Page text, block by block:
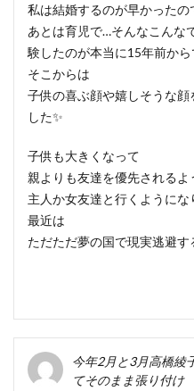
私は結婚するのが早かった
あとは育児で…そんなこんな
験したのが本当に15年前から
そこからは
子供の喜ぶ顔や嬉しそうな
した✨
子供も大きくなって
親よりも友達を優先されるよ
主人か女友達と行くようにな
最近は
ただただ夢の国で現実逃避
今年2月と3月高橋綾
てそのまま張り付け